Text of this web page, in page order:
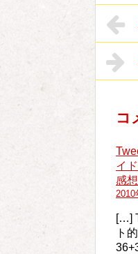
コ
イ
感
2010
[…]
ト